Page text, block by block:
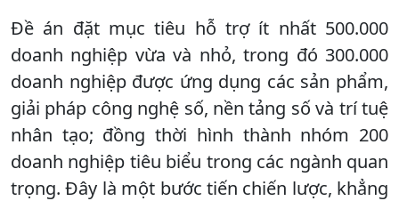
Đề án đặt mục tiêu hỗ trợ ít nhất 500.000
doanh nghiệp vừa và nhỏ, trong đó 300.000
doanh nghiệp được ứng dụng các sản phẩm,
giải pháp công nghệ số, nền tảng số và trí tuệ
nhân tạo; đồng thời hình thành nhóm 200
doanh nghiệp tiêu biểu trong các ngành quan
trọng. Đây là một bước tiến chiến lược, khẳng